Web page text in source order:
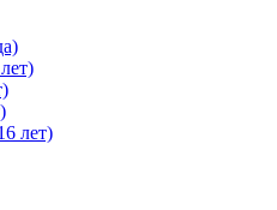
лет)